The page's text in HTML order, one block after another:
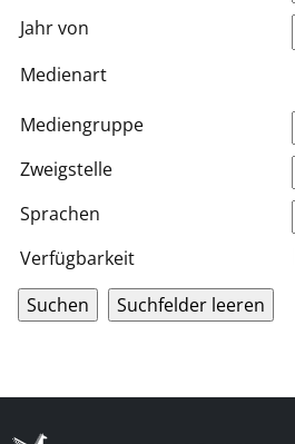
Jahr von
Medienart
Mediengruppe
Zweigstelle
Sprachen
Verfügbarkeit